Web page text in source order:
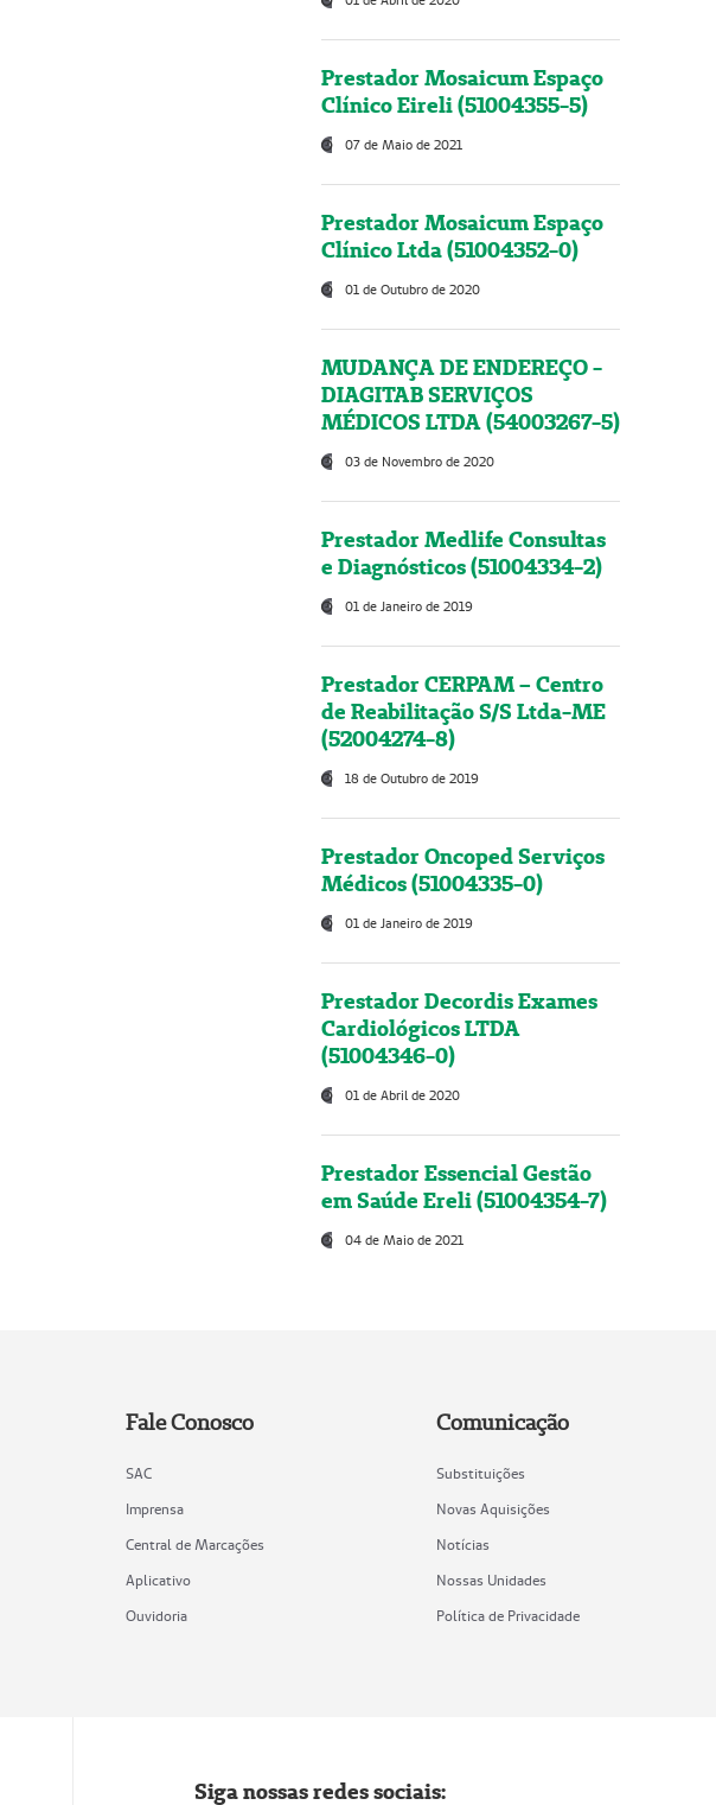
Prestador Mosaicum Espaço
Clínico Eireli (51004355-5)
07 de Maio de 2021
Prestador Mosaicum Espaço
Clínico Ltda (51004352-0)
01 de Outubro de 2020
MUDANÇA DE ENDEREÇO -
DIAGITAB SERVIÇOS
MÉDICOS LTDA (54003267-5)
03 de Novembro de 2020
Prestador Medlife Consultas
e Diagnósticos (51004334-2)
01 de Janeiro de 2019
Prestador CERPAM – Centro
de Reabilitação S/S Ltda-ME
(52004274-8)
18 de Outubro de 2019
Prestador Oncoped Serviços
Médicos (51004335-0)
01 de Janeiro de 2019
Prestador Decordis Exames
Cardiológicos LTDA
(51004346-0)
01 de Abril de 2020
Prestador Essencial Gestão
em Saúde Ereli (51004354-7)
04 de Maio de 2021
Fale Conosco
SAC
Imprensa
Central de Marcações
Aplicativo
Ouvidoria
Comunicação
Substituições
Novas Aquisições
Notícias
Nossas Unidades
Política de Privacidade
Siga nossas redes sociais: